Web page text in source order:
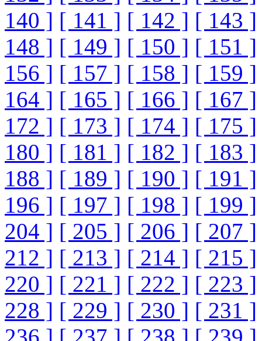
140 ] [ 141 ] [ 142 ] [ 143 ]
148 ] [ 149 ] [ 150 ] [ 151 ]
156 ] [ 157 ] [ 158 ] [ 159 ]
164 ] [ 165 ] [ 166 ] [ 167 ]
172 ] [ 173 ] [ 174 ] [ 175 ]
180 ] [ 181 ] [ 182 ] [ 183 ]
188 ] [ 189 ] [ 190 ] [ 191 ]
196 ] [ 197 ] [ 198 ] [ 199 ]
204 ] [ 205 ] [ 206 ] [ 207 ]
212 ] [ 213 ] [ 214 ] [ 215 ]
220 ] [ 221 ] [ 222 ] [ 223 ]
228 ] [ 229 ] [ 230 ] [ 231 ]